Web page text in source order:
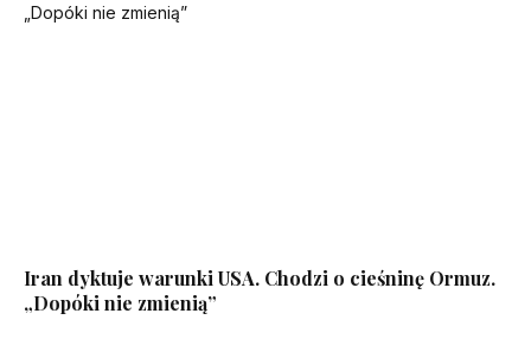
Iran dyktuje warunki USA. Chodzi o cieśninę Ormuz.
„Dopóki nie zmienią”